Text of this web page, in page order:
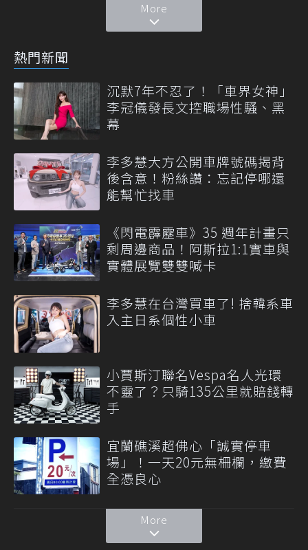
More
熱門新聞
沉默7年不忍了！「車界女神」
李冠儀發長文控職場性騷、黑
幕
李多慧大方公開車牌號碼揭背
後含意！粉絲讚：忘記停哪還
能幫忙找車
《閃電霹靂車》35 週年計畫只
剩周邊商品！阿斯拉1:1實車與
實體展覽雙雙喊卡
李多慧在台灣買車了! 捨韓系車
入主日系個性小車
小賈斯汀聯名Vespa名人光環
不靈了？只騎135公里就賠錢轉
手
宜蘭礁溪超佛心「誠實停車
場」！一天20元無柵欄，繳費
全憑良心
More